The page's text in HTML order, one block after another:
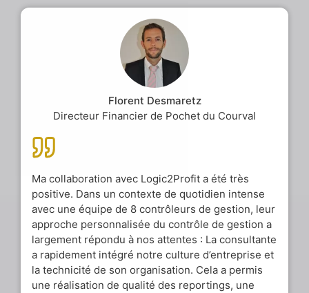
Florent Desmaretz
Directeur Financier de Pochet du Courval
Ma collaboration avec Logic2Profit a été très
positive. Dans un contexte de quotidien intense
avec une équipe de 8 contrôleurs de gestion, leur
approche personnalisée du contrôle de gestion a
largement répondu à nos attentes : La consultante
a rapidement intégré notre culture d’entreprise et
la technicité de son organisation. Cela a permis
une réalisation de qualité des reportings, une